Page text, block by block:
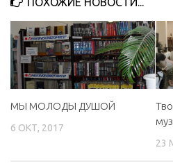
МБОУ ДО «Детская
МБУК «Искитимский городской
музей»
МБУ Парк культуры и отдыха
МБУК «Централизованная
ДК «Россия»
Афиша
МЫ МОЛОДЫ ДУШОЙ
6 ОКТ, 2017
23